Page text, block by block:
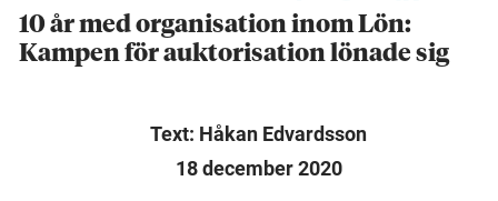
10 år med organisation inom Lön:
Kampen för auktorisation lönade sig
Text: Håkan Edvardsson
18 december 2020